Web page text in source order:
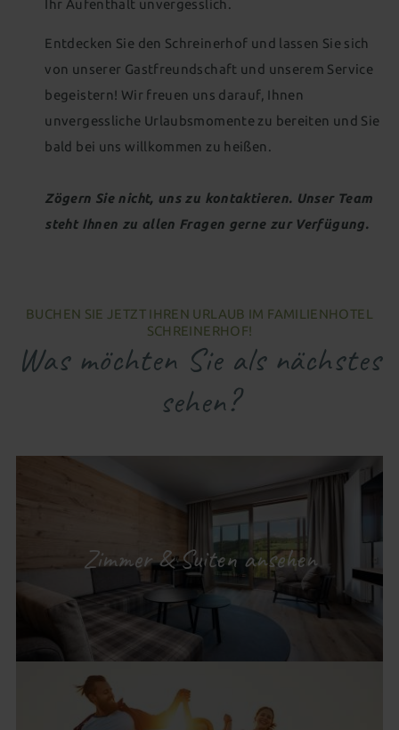
Ihr Aufenthalt unvergesslich.
Entdecken Sie den Schreinerhof und lassen Sie sich
von unserer Gastfreundschaft und unserem Service
begeistern! Wir freuen uns darauf, Ihnen
unvergessliche Urlaubsmomente zu bereiten und Sie
bald bei uns willkommen zu heißen.
Zögern Sie nicht, uns zu kontaktieren. Unser Team
steht Ihnen zu allen Fragen gerne zur Verfügung.
BUCHEN SIE JETZT IHREN URLAUB IM FAMILIENHOTEL
SCHREINERHOF!
Was möchten Sie als nächstes
sehen?
Zimmer & Suiten ansehen